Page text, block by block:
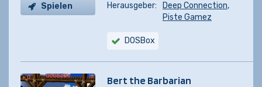
Spielen
Herausgeber:
Deep Connection,
Piste Gamez
DOSBox
Bert the Barbarian